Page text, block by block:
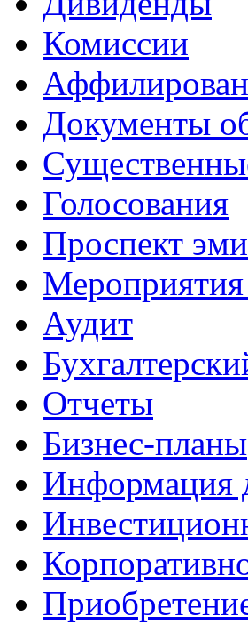
Комиссии
Документы
Голосования
Проспект
Аудит
Отчеты
Бизнес-планы
Информация